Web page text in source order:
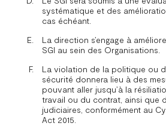
systématique et des
cas échéant.
La direction s’engage à
SGI au sein des Organisations.
La violation de la politique ou
sécurité donnera lieu à des
pouvant aller jusqu’à la
travail ou du contrat, ainsi que
judiciaires, conformément au
Act 2015.